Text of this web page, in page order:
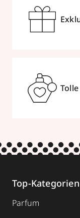
Top-Kategorien
Parfum